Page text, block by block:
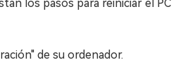
los pasos para reiniciar el PC
de su ordenador.